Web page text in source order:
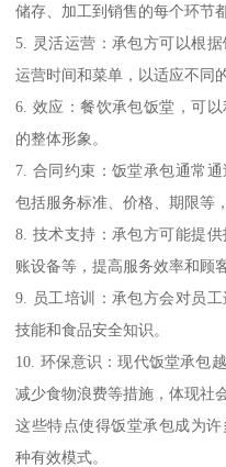
储存、加工到销售的每个环节
5. 灵活运营：承包方可以根
运营时间和菜单，以适应不同
6. 效应：餐饮承包饭堂，可
的整体形象。
7. 合同约束：饭堂承包通常
包括服务标准、价格、期限等
8. 技术支持：承包方可能提
账设备等，提高服务效率和顾
9. 员工培训：承包方会对员
技能和食品安全知识。
10. 环保意识：现代饭堂承包
减少食物浪费等措施，体现社
这些特点使得饭堂承包成为
种有效模式。